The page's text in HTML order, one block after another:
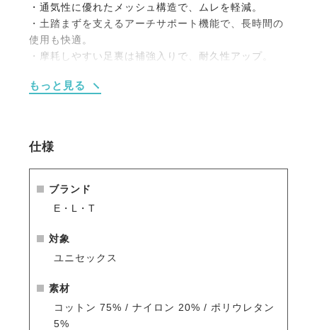
・通気性に優れたメッシュ構造で、ムレを軽減。
・土踏まずを支えるアーチサポート機能で、長時間の
使用も快適。
・摩耗しやすい足裏は補強入りで、耐久性アップ。
品なアーガイル柄。
※シーズン品のため入荷数が少なく再販はありません
のでお早めのご注文をお勧めします。
人気商品はすぐに完売となりますので、新商品をいち
早くご案内している
もっと見る
仕様
ブランド
E・L・T
対象
ユニセックス
素材
コットン 75% / ナイロン 20% / ポリウレタン
5%